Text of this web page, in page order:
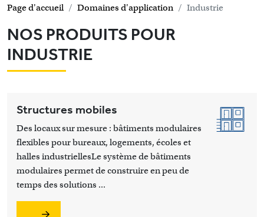
Page d'accueil Domaines d'application Industrie
NOS PRODUITS POUR
INDUSTRIE
Structures mobiles
Des locaux sur mesure : bâtiments modulaires
flexibles pour bureaux, logements, écoles et
halles industriellesLe système de bâtiments
modulaires permet de construire en peu de
temps des solutions ...